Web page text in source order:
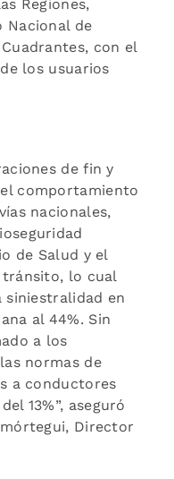
Regiones,
Nacional de
con el
los usuarios
de fin y
comportamiento
nacionales,
de Salud y el
lo cual
en
al 44%. Sin
a los
normas de
a conductores
13%”, aseguró
Director